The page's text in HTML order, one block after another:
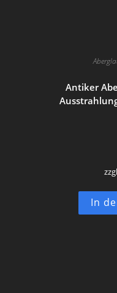
Antiker
In